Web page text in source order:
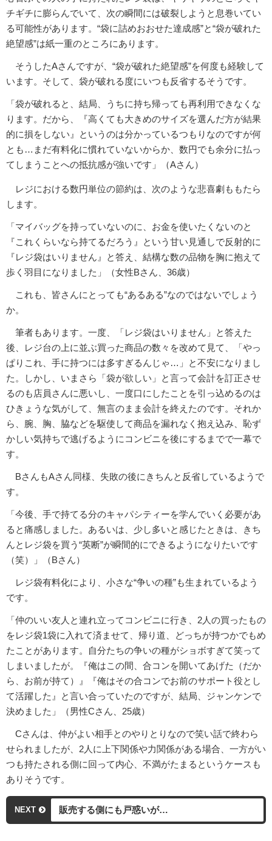
チギチに膨らんでいて、次の瞬間には破裂しようと息巻いてい
る可能性があります。“袋に詰めおおせた達成感”と“袋が破れた
絶望感”は紙一重のところにあります。
そうしたAさんですが、“袋が破れた絶望感”を何度も経験して
います。そして、袋が破れる度にいつも反省するそうです。
「袋が破れると、結局、うちに持ち帰っても再利用できなくな
ります。だから、『高くても大きめのサイズを選んだ方が結果
的に損をしない』というのは分かっているつもりなのですが何
とも…まだ有料化に慣れていないからか、数円でも余分に払っ
てしまうことへの抵抗感が強いです」（Aさん）
レジにおける数円単位の節約は、次のような悲喜劇ももたら
します。
「マイバッグを持っていないのに、お金を使いたくないのと
『これくらいなら持てるだろう』という甘い見通しで反射的に
『レジ袋はいりません』と答え、結構な数の品物を胸に抱えて
歩く羽目になりました」（女性Bさん、36歳）
これも、皆さんにとっても“あるある”なのではないでしょう
か。
筆者もあります。一度、「レジ袋はいりません」と答えた
後、レジ台の上に並ぶ買った商品の数々を改めて見て、「やっ
ぱりこれ、手に持つには多すぎるんじゃ…」と不安になりまし
た。しかし、いまさら「袋が欲しい」と言って会計を訂正させ
るのも店員さんに悪いし、一度口にしたことを引っ込めるのは
ひきょうな気がして、無言のまま会計を終えたのです。それか
ら、腕、胸、脇などを駆使して商品を漏れなく抱え込み、恥ず
かしい気持ちで逃げるようにコンビニを後にするまでで一幕で
す。
BさんもAさん同様、失敗の後にきちんと反省しているようで
す。
「今後、手で持てる分のキャパシティーを学んでいく必要があ
ると痛感しました。あるいは、少し多いと感じたときは、きち
んとレジ袋を買う“英断”が瞬間的にできるようになりたいです
（笑）」（Bさん）
レジ袋有料化により、小さな“争いの種”も生まれているよう
です。
「仲のいい友人と連れ立ってコンビニに行き、2人の買ったもの
をレジ袋1袋に入れて済ませて、帰り道、どっちが持つかでもめ
たことがあります。自分たちの争いの種がショボすぎて笑って
しまいましたが。『俺はこの間、合コンを開いてあげた（だか
ら、お前が持て）』『俺はその合コンでお前のサポート役とし
て活躍した』と言い合っていたのですが、結局、ジャンケンで
決めました」（男性Cさん、25歳）
Cさんは、仲がよい相手とのやりとりなので笑い話で終わら
せられましたが、2人に上下関係や力関係がある場合、一方がい
つも持たされる側に回って内心、不満がたまるというケースも
ありそうです。
NEXT 販売する側にも戸惑いが…